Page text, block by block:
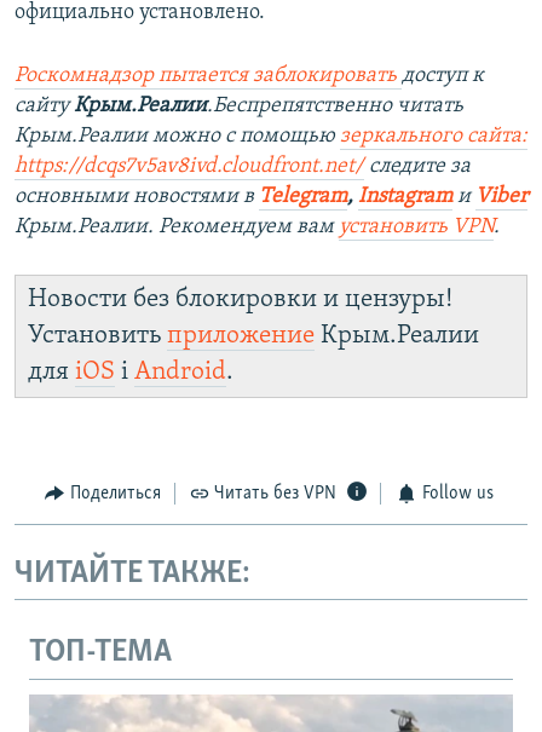
официально установлено.
Роскомнадзор пытается заблокировать доступ к
сайтуКрым.Реалии.Беспрепятственно читать
Крым.Реалии можно с помощью зеркального сайта:
https://dcqs7v5av8ivd.cloudfront.net/следите за
основными новостями в Telegram, Instagramи Viber
Крым.Реалии. Рекомендуем вам установить VPN.
Новости без блокировки и цензуры!
Установить приложение Крым.Реалии
для iOS і Android.
Поделиться Читать без VPN Follow us
ЧИТАЙТЕ ТАКЖЕ:
ТОП-ТЕМА